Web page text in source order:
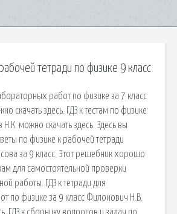
тетради по физике 9 класс
работ по физике за 7 класс
скачать здесь. ГДЗ к тестам по физике
Н.К. можно скачать здесь. Здесь вы
по физике к рабочей тетради
за 9 класс. Этот решебник хорошо
для самостоятельной проверки
работы. ГДЗ к тетради для
по физике за 9 класс Филонович Н.В.
ГДЗ к сборнику вопросов и задач по